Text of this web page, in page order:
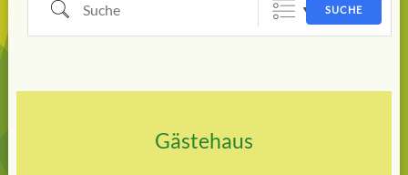
SUCHE
Gästehaus